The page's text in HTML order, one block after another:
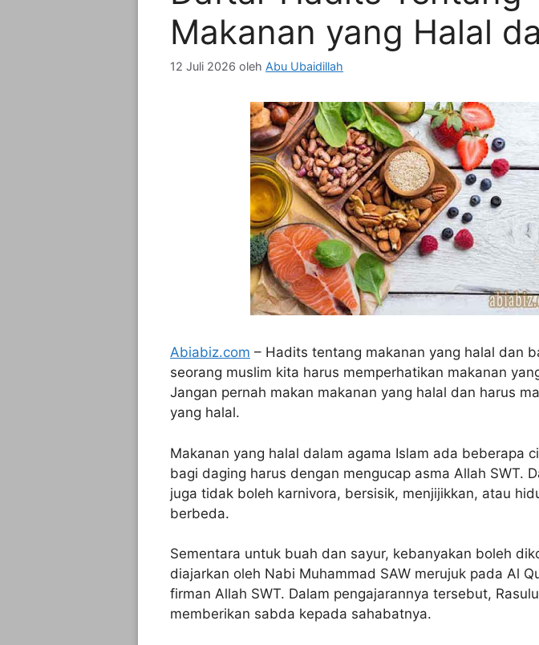
Makanan yang Halal
12 Juli 2026 oleh Abu Ubaidillah
Abiabiz.com – Hadits tentang makanan yang halal dan
seorang muslim kita harus memperhatikan makanan
Jangan pernah makan makanan yang halal dan harus
yang halal.
Makanan yang halal dalam agama Islam ada beberapa
bagi daging harus dengan mengucap asma Allah SWT.
juga tidak boleh karnivora, bersisik, menjijikkan, atau
berbeda.
Sementara untuk buah dan sayur, kebanyakan boleh
diajarkan oleh Nabi Muhammad SAW merujuk pada Al
firman Allah SWT. Dalam pengajarannya tersebut,
memberikan sabda kepada sahabatnya.